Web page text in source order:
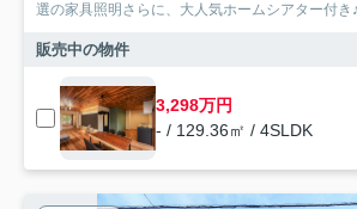
選の家具照明さらに、大人気ホームシアター付
販売中の物件
3,298万円
- / 129.36㎡ / 4SLDK